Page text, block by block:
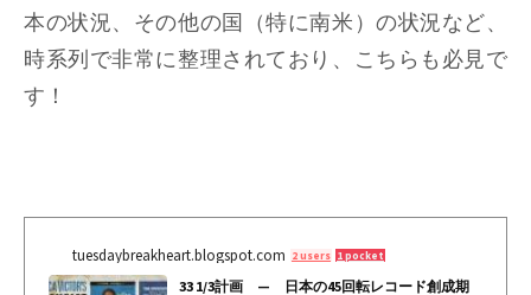
本の状況、その他の国（特に南米）の状況など、
時系列で非常に整理されており、こちらも必見で
す！
tuesdaybreakheart.blogspot.com 2 users 1 pocket
33 1/3計画 — 日本の45回転レコード創成期